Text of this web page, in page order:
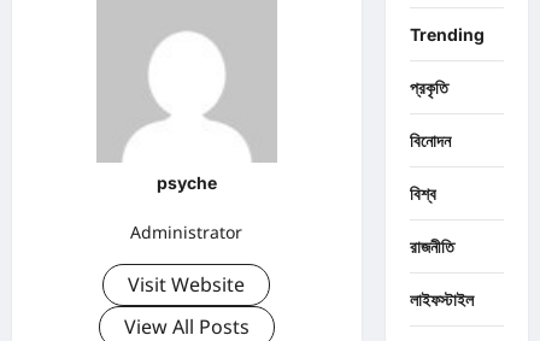
psyche
Administrator
Visit Website
View All Posts
Trending
প্রকৃতি
বিনোদন
বিশ্ব
রাজনীতি
লাইফস্টাইল